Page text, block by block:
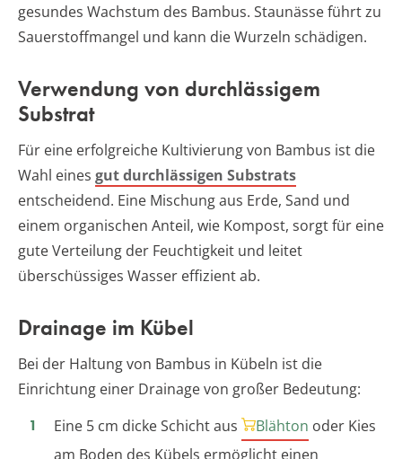
gesundes Wachstum des Bambus. Staunässe führt zu
Sauerstoffmangel und kann die Wurzeln schädigen.
Verwendung von durchlässigem
Substrat
Für eine erfolgreiche Kultivierung von Bambus ist die
Wahl eines gut durchlässigen Substrats
entscheidend. Eine Mischung aus Erde, Sand und
einem organischen Anteil, wie Kompost, sorgt für eine
gute Verteilung der Feuchtigkeit und leitet
überschüssiges Wasser effizient ab.
Drainage im Kübel
Bei der Haltung von Bambus in Kübeln ist die
Einrichtung einer Drainage von großer Bedeutung:
Eine 5 cm dicke Schicht aus
Blähton oder Kies
am Boden des Kübels ermöglicht einen